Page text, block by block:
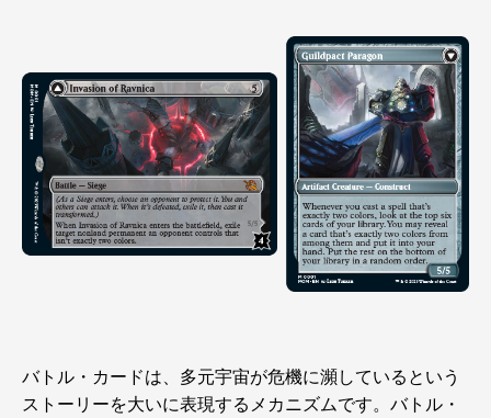
バトル・カードは、多元宇宙が危機に瀕しているという
ストーリーを大いに表現するメカニズムです。バトル・